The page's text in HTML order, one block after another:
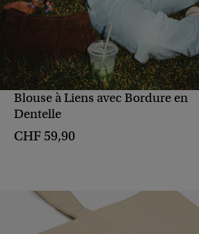
Blouse à Liens avec Bordure en
Dentelle
CHF 59,90